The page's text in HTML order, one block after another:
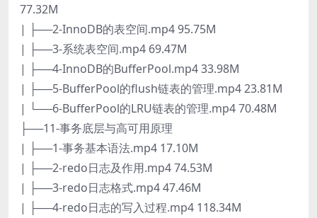
77.32M
| ├──2-InnoDB的表空间.mp4 95.75M
| ├──3-系统表空间.mp4 69.47M
| ├──4-InnoDB的BufferPool.mp4 33.98M
| ├──5-BufferPool的flush链表的管理.mp4 23.81M
| └──6-BufferPool的LRU链表的管理.mp4 70.48M
├──11-事务底层与高可用原理
| ├──1-事务基本语法.mp4 17.10M
| ├──2-redo日志及作用.mp4 74.53M
| ├──3-redo日志格式.mp4 47.46M
| ├──4-redo日志的写入过程.mp4 118.34M